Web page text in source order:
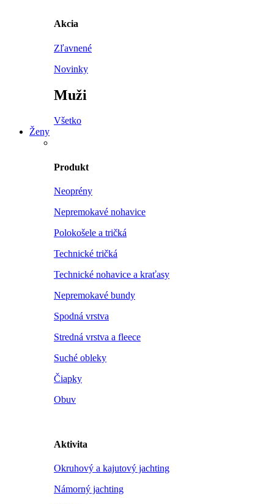
Akcia
Zľavnené
Novinky
Muži
Všetko
Ženy
Produkt
Neoprény
Nepremokavé nohavice
Polokošele a tričká
Technické tričká
Technické nohavice a kraťasy
Nepremokavé bundy
Spodná vrstva
Stredná vrstva a fleece
Suché obleky
Čiapky
Obuv
Aktivita
Okruhový a kajutový jachting
Námorný jachting